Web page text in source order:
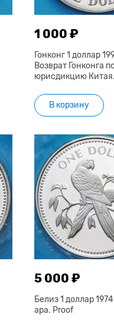
1 000 ₽
Гонконг 1 доллар
Возврат Гонконга
юрисдикцию
В корзину
5 000 ₽
Белиз 1 доллар
ара. Proof